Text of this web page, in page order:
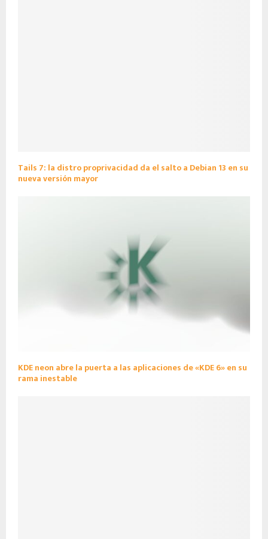
Tails 7: la distro proprivacidad da el salto a Debian 13 en su
nueva versión mayor
KDE neon abre la puerta a las aplicaciones de «KDE 6» en su
rama inestable